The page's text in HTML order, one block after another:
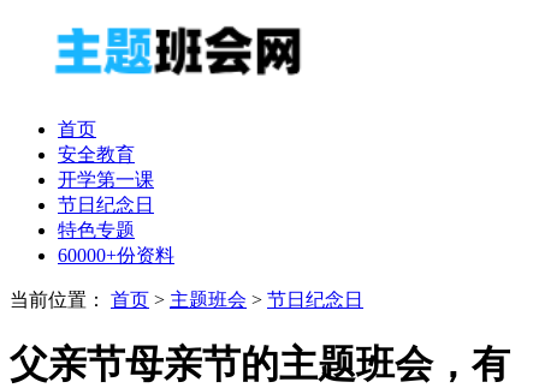
首页
安全教育
开学第一课
节日纪念日
特色专题
60000+份资料
当前位置： 首页 > 主题班会 > 节日纪念日
父亲节母亲节的主题班会，有